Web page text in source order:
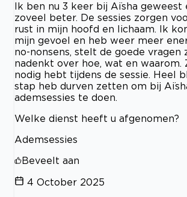
Ik ben nu 3 keer bij Aïsha geweest
zoveel beter. De sessies zorgen
rust in mijn hoofd en lichaam. Ik
mijn gevoel en heb weer meer
no-nonsens, stelt de goede vragen
nadenkt over hoe, wat en waarom.
nodig hebt tijdens de sessie. Heel
stap heb durven zetten om bij
ademsessies te doen.
Welke dienst heeft u afgenomen?
Ademsessies
Beveelt aan
4 October 2025